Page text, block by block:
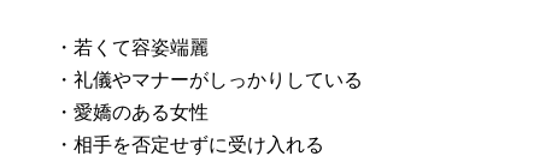
・若くて容姿端麗
・礼儀やマナーがしっかりしている
・愛嬌のある女性
・相手を否定せずに受け入れる